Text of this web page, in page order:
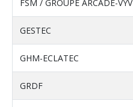
FSM / GROUPE ARCADE-VYV
GESTEC
GHM-ECLATEC
GRDF